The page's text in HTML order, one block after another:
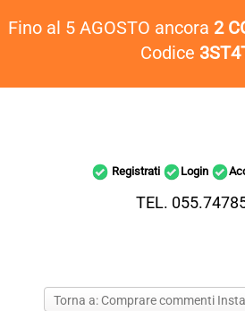
Fino al 5 AGOSTO ancora 2
Codice
Registrati Login
TEL.
Torna a: Comprare commenti